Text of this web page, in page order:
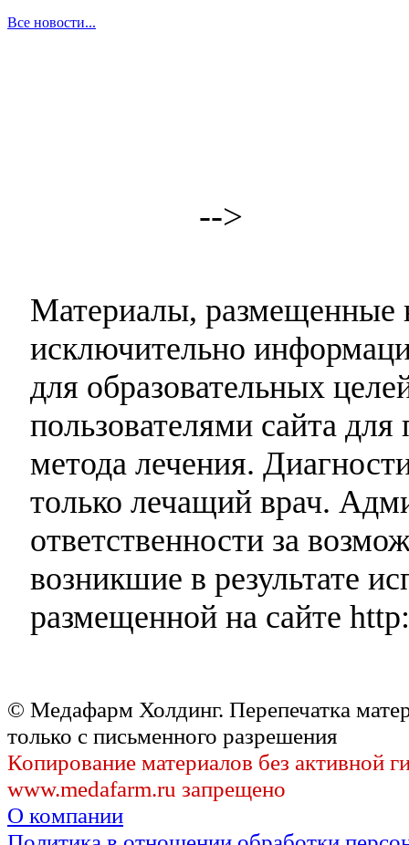
Все новости...
-->
Материалы, размещенные
исключительно
для образовательных
пользователями сайта
метода лечения.
только лечащий врач.
ответственности за
возникшие в результате
размещенной на сайте
© Медафарм Холдинг. Перепечатка
только с письменного разрешения
Копирование материалов без активной
www.medafarm.ru запрещено
О компании